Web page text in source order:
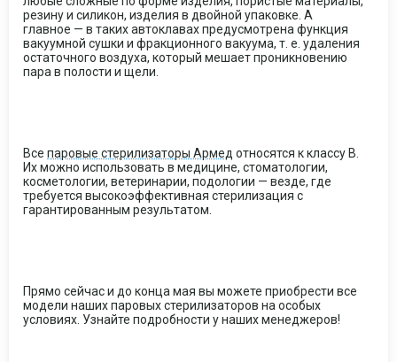
резину и силикон, изделия в двойной упаковке. А
главное — в таких автоклавах предусмотрена функция
вакуумной сушки и фракционного вакуума, т. е. удаления
остаточного воздуха, который мешает проникновению
пара в полости и щели.
Все паровые стерилизаторы Армед относятся к классу B.
Их можно использовать в медицине, стоматологии,
косметологии, ветеринарии, подологии — везде, где
требуется высокоэффективная стерилизация с
гарантированным результатом.
Прямо сейчас и до конца мая вы можете приобрести все
модели наших паровых стерилизаторов на особых
условиях. Узнайте подробности у наших менеджеров!